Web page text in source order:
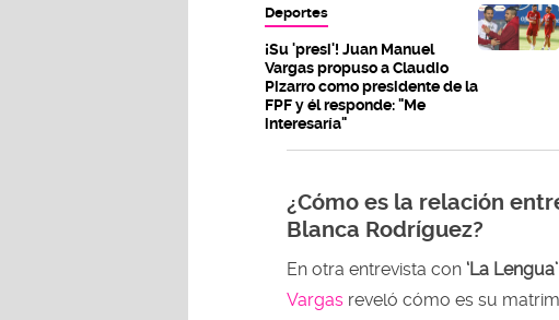
Deportes
¡Su 'presi'! Juan Manuel
Vargas propuso a Claudio
Pizarro como presidente de la
FPF y él responde: "Me
interesaría"
¿Cómo es la relación
Blanca Rodríguez?
En otra entrevista con ‘La Lengua’
Vargas reveló cómo es su